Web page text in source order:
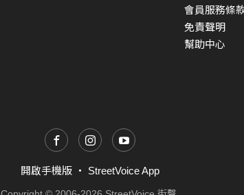
會員服務條
免責聲明
幫助中心
開啟手機版 ・ StreetVoice App